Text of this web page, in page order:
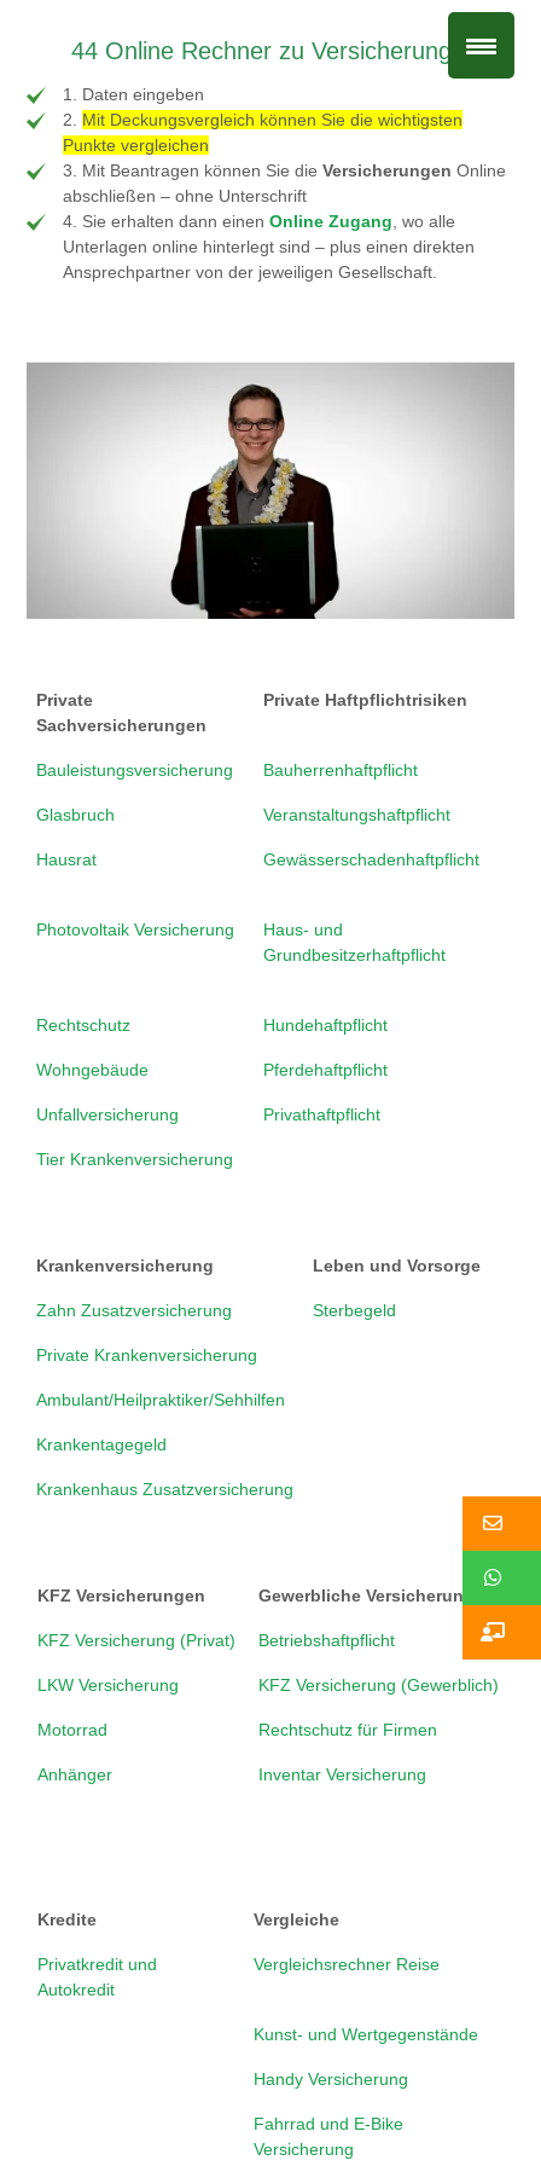
44 Online Rechner zu Versicherungen
1. Daten eingeben
2. Mit Deckungsvergleich können Sie die wichtigsten
Punkte vergleichen
3. Mit Beantragen können Sie dieVersicherungen Online
abschließen – ohne Unterschrift
4. Sie erhalten dann einenOnline Zugang, wo alle
Unterlagen online hinterlegt sind – plus einen direkten
Ansprechpartner von der jeweiligen Gesellschaft.
Private
Sachversicherungen
Private Haftpflichtrisiken
Bauleistungsversicherung Bauherrenhaftpflicht
Glasbruch Veranstaltungshaftpflicht
Hausrat Gewässerschadenhaftpflicht
Photovoltaik Versicherung
Haus- und
Grundbesitzerhaftpflicht
Rechtschutz Hundehaftpflicht
Wohngebäude Pferdehaftpflicht
Unfallversicherung Privathaftpflicht
Tier Krankenversicherung
Krankenversicherung Leben und Vorsorge
Zahn Zusatzversicherung Sterbegeld
Private Krankenversicherung
Ambulant/Heilpraktiker/Sehhilfen
Krankentagegeld
Krankenhaus Zusatzversicherung
KFZ Versicherungen Gewerbliche Versicherungen
KFZ Versicherung (Privat) Betriebshaftpflicht
LKW Versicherung KFZ Versicherung (Gewerblich)
Motorrad Rechtschutz für Firmen
Anhänger Inventar Versicherung
Kredite Vergleiche
Privatkredit und
Autokredit
Vergleichsrechner Reise
Kunst- und Wertgegenstände
Handy Versicherung
Fahrrad und E-Bike
Versicherung